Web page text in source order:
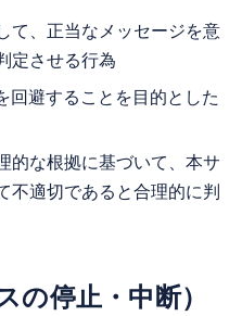
て、正当なメッセージを意
定させる行為
回避することを目的とした
的な根拠に基づいて、本サ
不適切であると合理的に判
の停止・中断）